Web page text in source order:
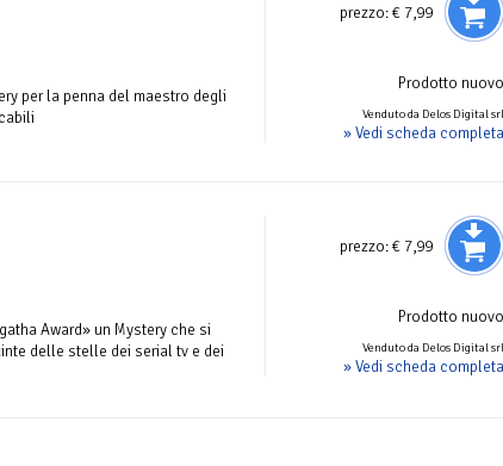
prezzo:€ 7,99
Prodotto nuovo
Venduto da Delos Digital srl
» Vedi scheda completa
per la penna del maestro degli
prezzo:€ 7,99
Prodotto nuovo
Venduto da Delos Digital srl
» Vedi scheda completa
Award» un Mystery che si
delle stelle dei serial tv e dei